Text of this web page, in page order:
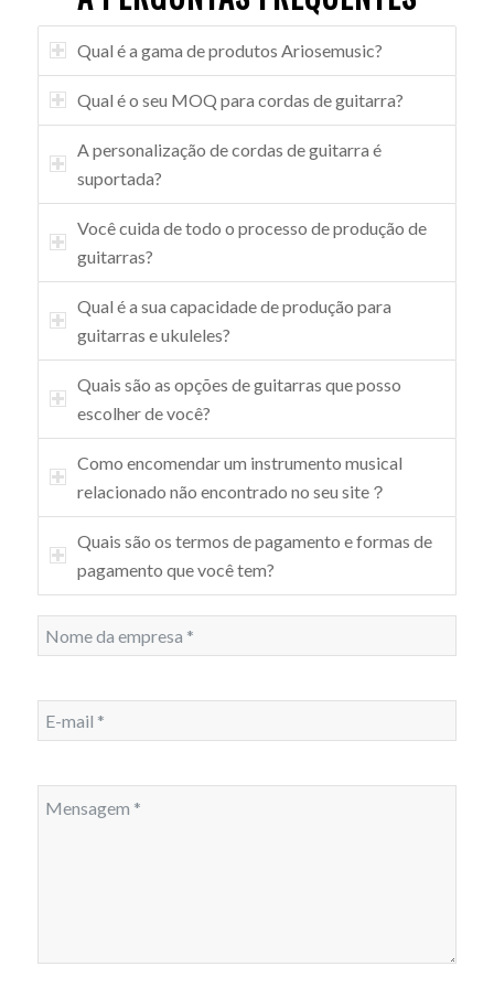
Qual é a gama de produtos Ariosemusic?
Qual é o seu MOQ para cordas de guitarra?
A personalização de cordas de guitarra é
suportada?
Você cuida de todo o processo de produção de
guitarras?
Qual é a sua capacidade de produção para
guitarras e ukuleles?
Quais são as opções de guitarras que posso
escolher de você?
Como encomendar um instrumento musical
relacionado não encontrado no seu site？
Quais são os termos de pagamento e formas de
pagamento que você tem?